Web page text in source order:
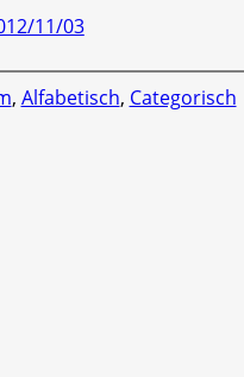
11/03
, Alfabetisch, Categorisch